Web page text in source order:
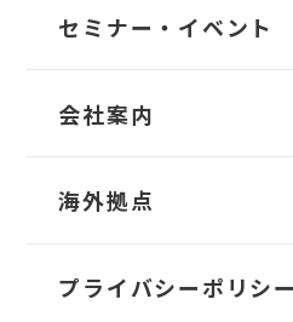
TRANS-Owner
TRANS-Operator
セミナー・イベント
会社案内
会社概要
社長メッセージ
海外拠点
プライバシーポリシー
された、 海運ビジネスをサ
ットし、 安心かつ効率的な